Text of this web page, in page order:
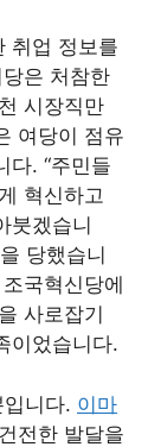
취업 정보를
은 처참한
시장직만
여당이 점유
다. “주민들
혁신하고
붓겠습니
당했습니
국혁신당에
사로잡기
이었습니다.
니다. 이마
전한 발달을